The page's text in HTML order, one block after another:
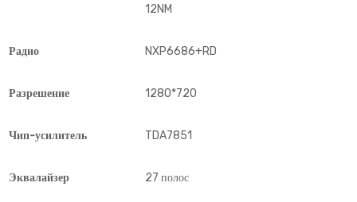
12NM
Радио NXP6686+RD
Разрешение 1280*720
Чип-усилитель TDA7851
Эквалайзер 27 полос